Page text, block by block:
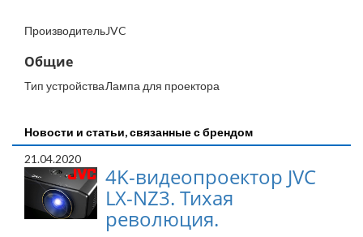
ПроизводительJVC
Общие
Тип устройстваЛампа для проектора
Новости и статьи, связанные с брендом
21.04.2020
4K-видеопроектор JVC
LX-NZ3. Тихая
революция.